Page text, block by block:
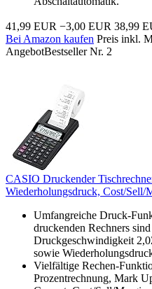
41,99 EUR −3,00 EUR 38,99
Bei Amazon kaufen Preis inkl.
AngebotBestseller Nr. 2
CASIO Druckender
Wiederholungsdruck, Cost/Sell/
Umfangreiche Druck-
druckenden Rechners
Druckgeschwindigkeit
sowie
Vielfältige Rechen-
Prozentrechnung, Mark